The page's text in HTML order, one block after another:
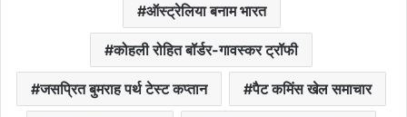
ऑस्ट्रेलिया बनाम भारत
कोहली रोहित बॉर्डर-गावस्कर ट्रॉफी
जसप्रित बुमराह पर्थ टेस्ट कप्तान पैट कमिंस खेल समाचार